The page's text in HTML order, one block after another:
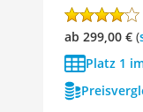
ab 299,00 €(
Platz 1